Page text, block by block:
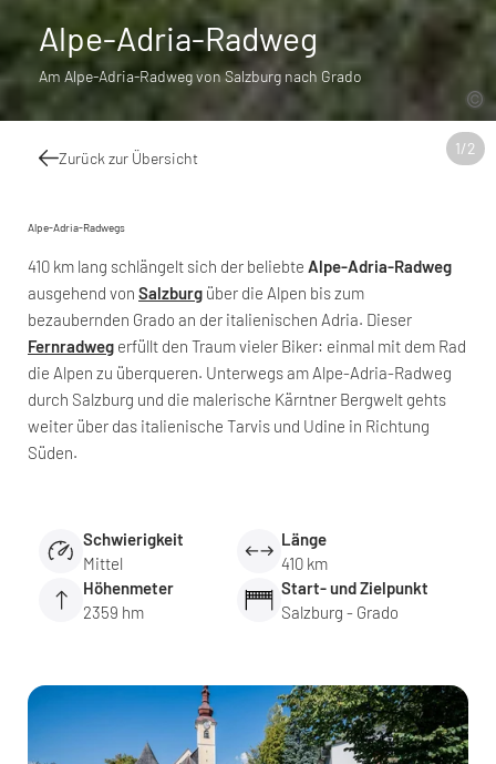
1/2
Alpe-Adria-Radweg
Am Alpe-Adria-Radweg von Salzburg nach Grado
Zurück zur Übersicht
Alpe-Adria-Radwegs
410 km lang schlängelt sich der beliebte Alpe-Adria-Radweg
ausgehend von Salzburg über die Alpen bis zum
bezaubernden Grado an der italienischen Adria. Dieser
Fernradweg erfüllt den Traum vieler Biker: einmal mit dem Rad
die Alpen zu überqueren. Unterwegs am Alpe-Adria-Radweg
durch Salzburg und die malerische Kärntner Bergwelt gehts
weiter über das italienische Tarvis und Udine in Richtung
Süden.
Schwierigkeit
Mittel
Länge
410 km
Höhenmeter
2359 hm
Start- und Zielpunkt
Salzburg - Grado